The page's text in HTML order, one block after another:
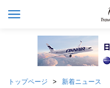
トップページ 新着ニュース